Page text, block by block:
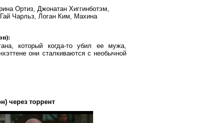
Ортиз, Джонатан Хиггинботэм,
Чарльз, Логан Ким, Махина
который когда-то убил ее мужа,
они сталкиваются с необычной
через торрент